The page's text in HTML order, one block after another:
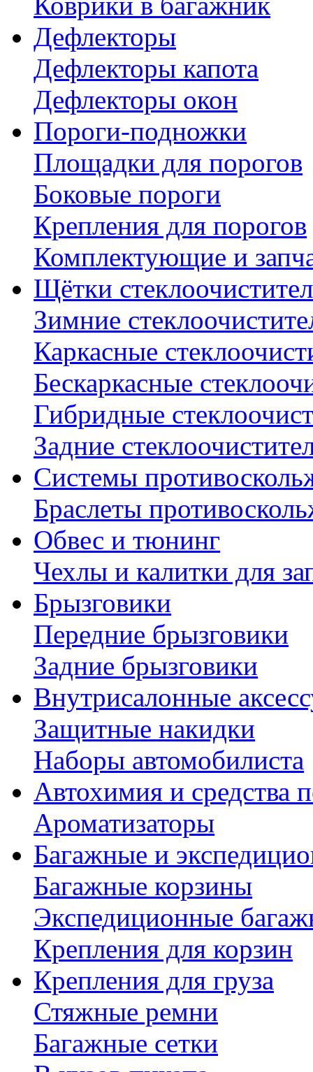
Дефлекторы
Дефлекторы капота
Дефлекторы окон
Пороги-подножки
Площадки для порогов
Боковые пороги
Крепления для порогов
Комплектующие и
Щётки
Зимние
Каркасные
Бескаркасные
Гибридные
Задние
Системы
Браслеты
Обвес и тюнинг
Чехлы и калитки для
Брызговики
Передние брызговики
Задние брызговики
Внутрисалонные
Защитные накидки
Наборы автомобилиста
Автохимия и средства
Ароматизаторы
Багажные и
Багажные корзины
Экспедиционные
Крепления для корзин
Крепления для груза
Стяжные ремни
Багажные сетки